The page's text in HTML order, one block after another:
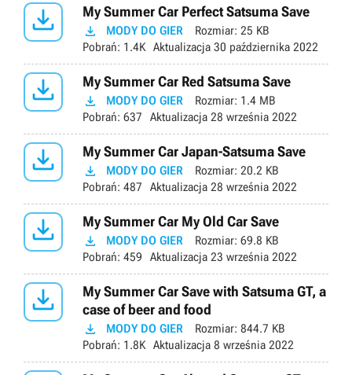
 My Summer Car Perfect Satsuma Save
 MODY DO GIER Rozmiar: 25 KB
Pobrań: 1.4K Aktualizacja 30 października 2022
 My Summer Car Red Satsuma Save
 MODY DO GIER Rozmiar: 1.4 MB
Pobrań: 637 Aktualizacja 28 września 2022
 My Summer Car Japan-Satsuma Save
 MODY DO GIER Rozmiar: 20.2 KB
Pobrań: 487 Aktualizacja 28 września 2022
 My Summer Car My Old Car Save
 MODY DO GIER Rozmiar: 69.8 KB
Pobrań: 459 Aktualizacja 23 września 2022

My Summer Car Save with Satsuma GT, a
case of beer and food
 MODY DO GIER Rozmiar: 844.7 KB
Pobrań: 1.8K Aktualizacja 8 września 2022